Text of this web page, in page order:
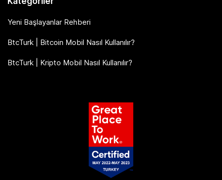
Yeni Başlayanlar Rehberi
BtcTurk | Bitcoin Mobil Nasıl Kullanılır?
BtcTurk | Kripto Mobil Nasıl Kullanılır?